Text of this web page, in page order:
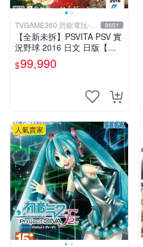
TVGAME360 恐龍電玩-台
中店
8651
【全新未拆】PSVITA PSV 實
況野球 2016 日文 日版【台
中恐龍電玩】
$99,990
人氣賣家